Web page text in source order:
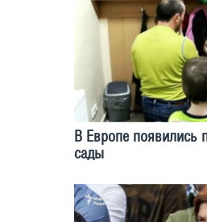
В Европе появились
сады